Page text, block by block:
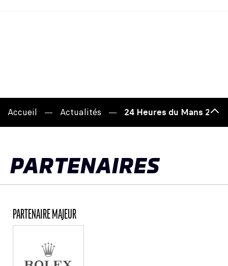
Accueil Actualités 24 Heures du Mans
de
PARTENAIRES
PARTENAIRE MAJEUR